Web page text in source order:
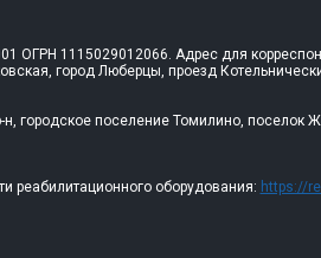
ОГРН 1115029012066. Адрес для
город Люберцы, проезд
городское поселение Томилино, поселок
реабилитационного оборудования: https://